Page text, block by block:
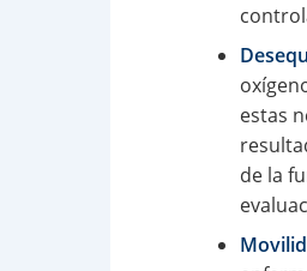
estas
de la